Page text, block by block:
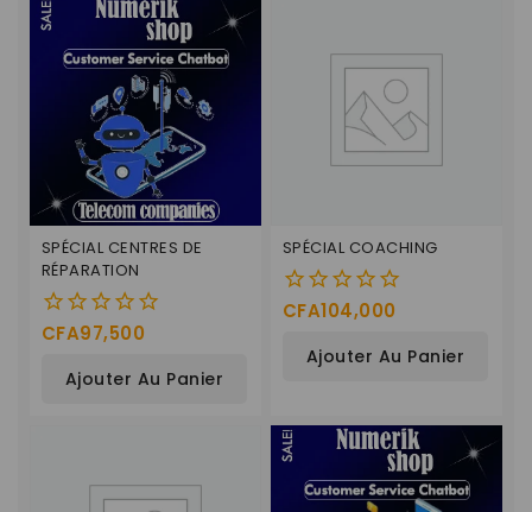
SPÉCIAL CENTRES DE
RÉPARATION
0
CFA97,500
Ajouter Au Panier
SPÉCIAL COACHING
0
CFA104,000
Ajouter Au Panier